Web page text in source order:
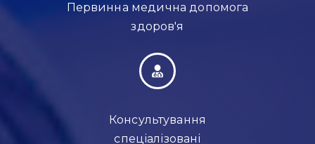
Первинна медична допомога
здоров'я
Консультування
спеціалізовані